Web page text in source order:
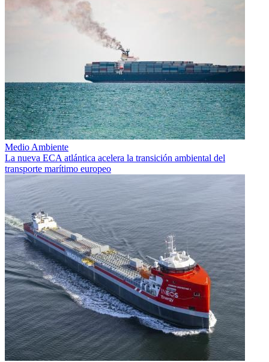
Medio Ambiente
La nueva ECA atlántica acelera la transición ambiental del
transporte marítimo europeo